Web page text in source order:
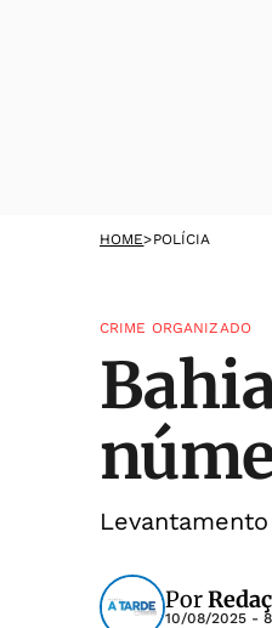
HOME>POLÍCIA
CRIME ORGANIZADO
Por
10/08/2025 -